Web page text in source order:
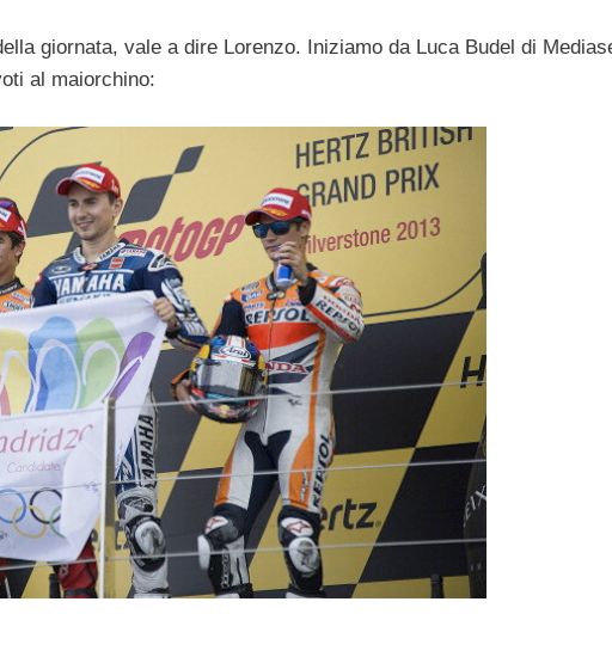
giornata, vale a dire Lorenzo. Iniziamo da Luca Budel di
al maiorchino: